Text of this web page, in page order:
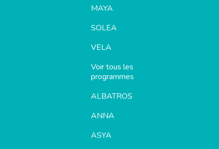
MAYA
SOLEA
VELA
Voir tous les
programmes
ALBATROS
ANNA
ASYA